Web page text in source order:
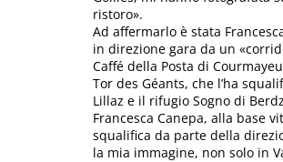
ristoro».
Ad affermarlo è stata
in direzione gara da un
Caffé della Posta di
Tor des Géants, che l’ha
Lillaz e il rifugio Sogno di
Francesca Canepa, alla base
squalifica da parte della
la mia immagine, non solo in